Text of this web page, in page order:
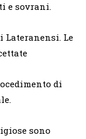
e sovrani.
Le
di
sono